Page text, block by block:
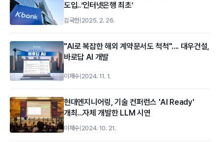
도입..‘인터넷은행 최초’
김국헌 2025. 2. 26.
"AI로 복잡한 해외 계약문서도 척척".... 대우건설,
바로답 AI 개발
이재수 2024. 11. 1.
현대엔지니어링, 기술 컨퍼런스 'AI Ready'
개최...자체 개발한 LLM 시연
이재수 2024. 10. 21.